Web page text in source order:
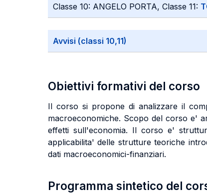
Classe 10: ANGELO PORTA, Classe 11:
Avvisi (classi 10,11)
Obiettivi formativi del corso
Il corso si propone di analizzare il
macroeconomiche. Scopo del corso e'
effetti sull'economia. Il corso e'
applicabilita' delle strutture teoriche
dati macroeconomici-finanziari.
Programma sintetico del